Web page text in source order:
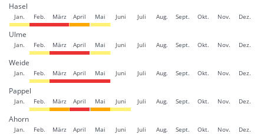
Hasel
Jan. Feb. März April Mai Juni Juli Aug. Sept. Okt. Nov. Dez.
Ulme
Jan. Feb. März April Mai Juni Juli Aug. Sept. Okt. Nov. Dez.
Weide
Jan. Feb. März April Mai Juni Juli Aug. Sept. Okt. Nov. Dez.
Pappel
Jan. Feb. März April Mai Juni Juli Aug. Sept. Okt. Nov. Dez.
Ahorn
Jan. Feb. März April Mai Juni Juli Aug. Sept. Okt. Nov. Dez.